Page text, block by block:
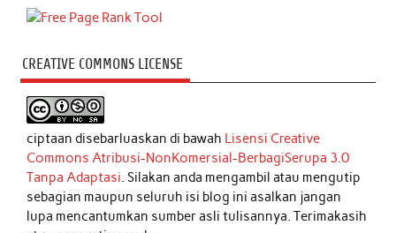
CREATIVE COMMONS LICENSE
ciptaan disebarluaskan di bawah Lisensi Creative
Commons Atribusi-NonKomersial-BerbagiSerupa 3.0
Tanpa Adaptasi. Silakan anda mengambil atau mengutip
sebagian maupun seluruh isi blog ini asalkan jangan
lupa mencantumkan sumber asli tulisannya. Terimakasih